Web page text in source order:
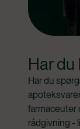
Har
Har du
farmaceuter
rådgivning -